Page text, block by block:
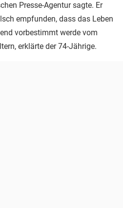
Presse-Agentur sagte. Er
empfunden, dass das Leben
vorbestimmt werde vom
erklärte der 74-Jährige.